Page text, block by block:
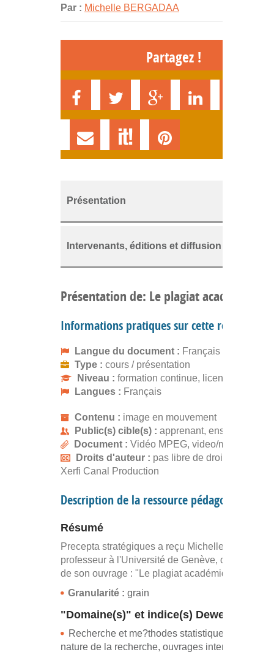
Par : Michelle BERGADAA
Partagez !
Présentation
Intervenants, éditions et diffusion
Présentation de: Le plagiat académique
Informations pratiques sur cette ressource
Langue du document : Français
Type : cours / présentation
Niveau : formation continue, licence
Langues : Français
Contenu : image en mouvement
Public(s) cible(s) : apprenant, enseignant
Document : Vidéo MPEG, video/mpeg
Droits d'auteur : pas libre de droits, gratuit
Xerfi Canal Production
Description de la ressource pédagogique
Résumé
Precepta stratégiques a reçu Michelle Bergadaà,
professeur à l'Université de Genève, dans le
de son ouvrage : "Le plagiat académique".
Granularité : grain
"Domaine(s)" et indice(s) Dewey
Recherche et me?thodes statistiques
nature de la recherche, ouvrages